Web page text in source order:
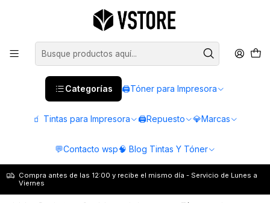
Categorías 🖨️Tóner para Impresora
🧃 Tintas para Impresora 🖨️Repuesto 💎Marcas
💬Contacto wsp🧠 Blog Tintas Y Tóner
Compra antes de las 12:00 y recibe el mismo día - Servicio de Lunes a
Viernes